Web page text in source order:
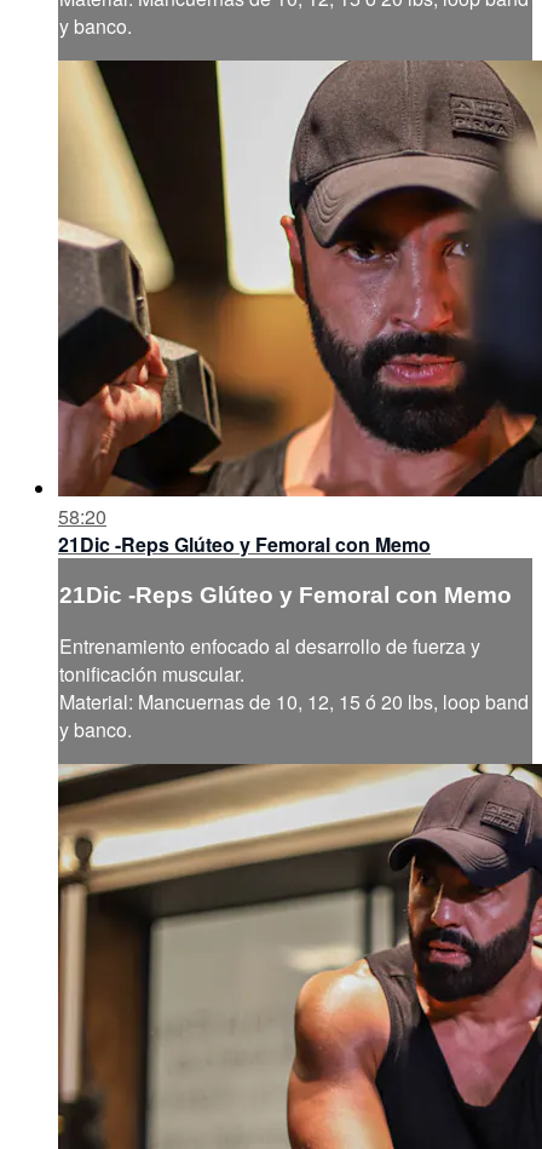
y banco.
58:20
21Dic -Reps Glúteo y Femoral con Memo
21Dic -Reps Glúteo y Femoral con Memo
Entrenamiento enfocado al desarrollo de fuerza y
tonificación muscular.
Material: Mancuernas de 10, 12, 15 ó 20 lbs, loop band
y banco.